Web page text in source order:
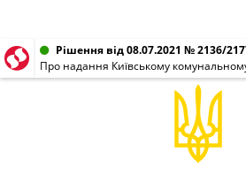
Рішення від 08.07.2021 № 2136/